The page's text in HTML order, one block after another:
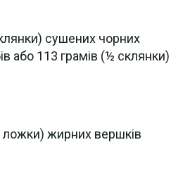
сушених чорних
або 113 грамів (½ склянки)
ложки) жирних вершків